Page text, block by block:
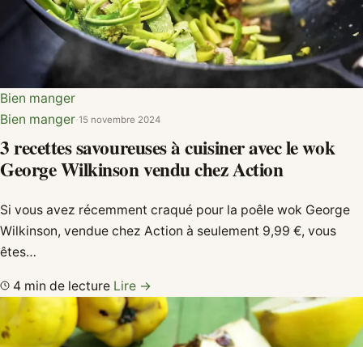
Bien manger
Bien manger·15 novembre 2024
3 recettes savoureuses à cuisiner avec le wok
George Wilkinson vendu chez Action
Si vous avez récemment craqué pour la poêle wok George
Wilkinson, vendue chez Action à seulement 9,99 €, vous
êtes…
4 min de lecture Lire →